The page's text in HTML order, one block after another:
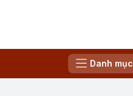
Danh mục